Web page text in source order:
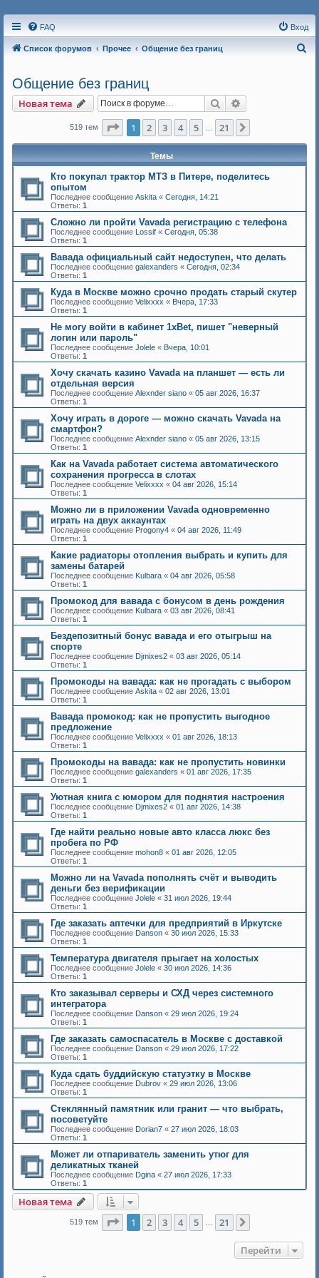
FAQ Вход
Список форумов Прочее Общение без границ
Общение без границ
Новая тема Поиск
519 тем Страница из 21
1 2 3 4 5 21
Темы
Кто покупал трактор МТЗ в Питере, поделитесь
опытом
Последнее сообщение Askita « Сегодня, 14:21
Ответы: 1
Сложно ли пройти Vavada регистрацию с телефона
Последнее сообщение Lossif « Сегодня, 05:38
Ответы: 1
Вавада официальный сайт недоступен, что делать
Последнее сообщение galexanders « Сегодня, 02:34
Ответы: 1
Куда в Москве можно срочно продать старый скутер
Последнее сообщение Velixxxx « Вчера, 17:33
Ответы: 1
Не могу войти в кабинет 1xBet, пишет "неверный
логин или пароль"
Последнее сообщение Jolele « Вчера, 10:01
Ответы: 1
Хочу скачать казино Vavada на планшет — есть ли
отдельная версия
Последнее сообщение Alexnder siano « 05 авг 2026, 16:37
Ответы: 1
Хочу играть в дороге — можно скачать Vavada на
смартфон?
Последнее сообщение Alexnder siano « 05 авг 2026, 13:15
Ответы: 1
Как на Vavada работает система автоматического
сохранения прогресса в слотах
Последнее сообщение Velixxxx « 04 авг 2026, 15:14
Ответы: 1
Можно ли в приложении Vavada одновременно
играть на двух аккаунтах
Последнее сообщение Progony4 « 04 авг 2026, 11:49
Ответы: 1
Какие радиаторы отопления выбрать и купить для
замены батарей
Последнее сообщение Kulbara « 04 авг 2026, 05:58
Ответы: 1
Промокод для вавада с бонусом в день рождения
Последнее сообщение Kulbara « 03 авг 2026, 08:41
Ответы: 1
Бездепозитный бонус вавада и его отыгрыш на
спорте
Последнее сообщение Djmixes2 « 03 авг 2026, 05:14
Ответы: 1
Промокоды на вавада: как не прогадать с выбором
Последнее сообщение Askita « 02 авг 2026, 13:01
Ответы: 1
Вавада промокод: как не пропустить выгодное
предложение
Последнее сообщение Velixxxx « 01 авг 2026, 18:13
Ответы: 1
Промокоды на вавада: как не пропустить новинки
Последнее сообщение galexanders « 01 авг 2026, 17:35
Ответы: 1
Уютная книга с юмором для поднятия настроения
Последнее сообщение Djmixes2 « 01 авг 2026, 14:38
Ответы: 1
Где найти реально новые авто класса люкс без
пробега по РФ
Последнее сообщение mohon8 « 01 авг 2026, 12:05
Ответы: 1
Можно ли на Vavada пополнять счёт и выводить
деньги без верификации
Последнее сообщение Jolele « 31 июл 2026, 19:44
Ответы: 1
Где заказать аптечки для предприятий в Иркутске
Последнее сообщение Danson « 30 июл 2026, 15:33
Ответы: 1
Температура двигателя прыгает на холостых
Последнее сообщение Jolele « 30 июл 2026, 14:36
Ответы: 1
Кто заказывал серверы и СХД через системного
интегратора
Последнее сообщение Danson « 29 июл 2026, 19:24
Ответы: 1
Где заказать самоспасатель в Москве с доставкой
Последнее сообщение Danson « 29 июл 2026, 17:22
Ответы: 1
Куда сдать буддийскую статуэтку в Москве
Последнее сообщение Dubrov « 29 июл 2026, 13:06
Ответы: 1
Стеклянный памятник или гранит — что выбрать,
посоветуйте
Последнее сообщение Dorian7 « 27 июл 2026, 18:03
Ответы: 1
Может ли отпариватель заменить утюг для
деликатных тканей
Последнее сообщение Dgina « 27 июл 2026, 17:33
Ответы: 1
Новая тема
519 тем Страница из 21
1 2 3 4 5 21
Перейти